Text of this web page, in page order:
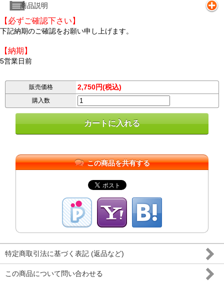
商品説明
【必ずご確認下さい】
下記納期のご確認をお願い申し上げます。
【納期】
5営業日前
販売価格 2,750円(税込)
購入数
この商品を共有する
特定商取引法に基づく表記 (返品など)
この商品について問い合わせる